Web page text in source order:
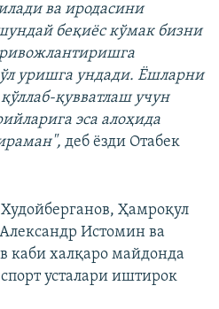
ва иродасини
беқиёс кўмак бизни
уришга ундади. Ёшларни
қувватлаш учун
эса алоҳида
деб ёзди Отабек
Ҳамроқул
Истомин ва
халқаро майдонда
усталари иштирок